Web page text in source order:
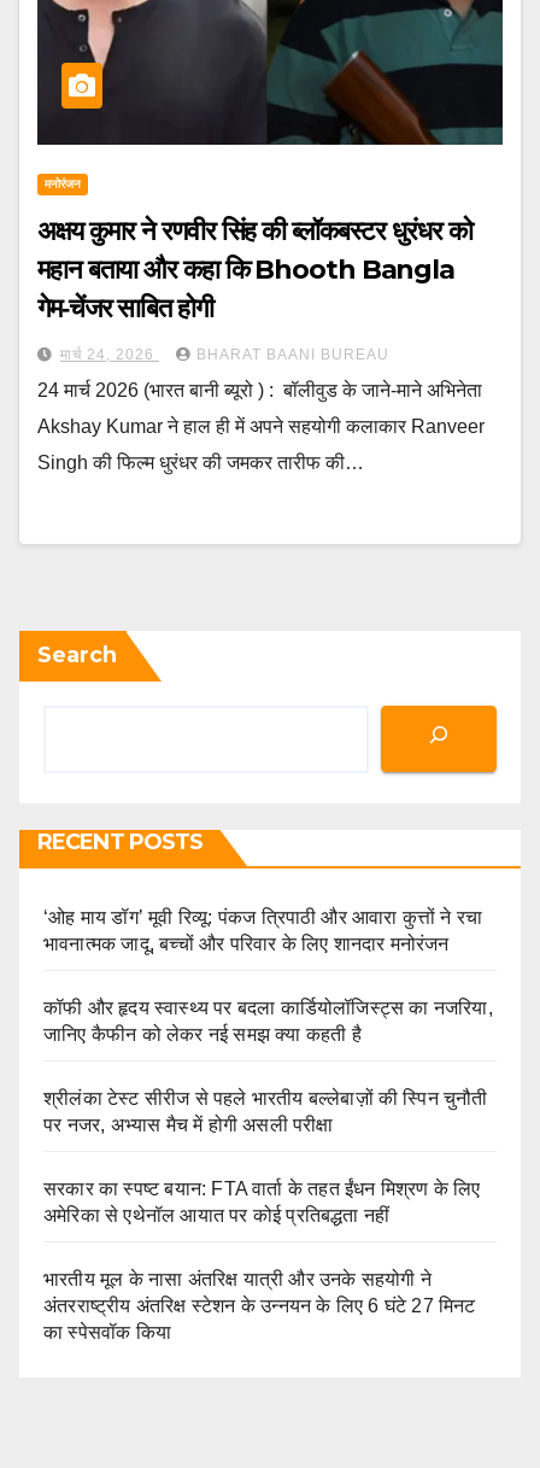
मनोरंजन
अक्षय कुमार ने रणवीर सिंह की ब्लॉकबस्टर धुरंधर को
महान बताया और कहा कि Bhooth Bangla
गेम‑चेंजर साबित होगी
मार्च 24, 2026 BHARAT BAANI BUREAU
24 मार्च 2026 (भारत बानी ब्यूरो ) : बॉलीवुड के जाने‑माने अभिनेता
Akshay Kumar ने हाल ही में अपने सहयोगी कलाकार Ranveer
Singh की फिल्म धुरंधर की जमकर तारीफ की…
Search
RECENT POSTS
‘ओह माय डॉग’ मूवी रिव्यू: पंकज त्रिपाठी और आवारा कुत्तों ने रचा
भावनात्मक जादू, बच्चों और परिवार के लिए शानदार मनोरंजन
कॉफी और हृदय स्वास्थ्य पर बदला कार्डियोलॉजिस्ट्स का नजरिया,
जानिए कैफीन को लेकर नई समझ क्या कहती है
श्रीलंका टेस्ट सीरीज से पहले भारतीय बल्लेबाज़ों की स्पिन चुनौती
पर नजर, अभ्यास मैच में होगी असली परीक्षा
सरकार का स्पष्ट बयान: FTA वार्ता के तहत ईंधन मिश्रण के लिए
अमेरिका से एथेनॉल आयात पर कोई प्रतिबद्धता नहीं
भारतीय मूल के नासा अंतरिक्ष यात्री और उनके सहयोगी ने
अंतरराष्ट्रीय अंतरिक्ष स्टेशन के उन्नयन के लिए 6 घंटे 27 मिनट
का स्पेसवॉक किया